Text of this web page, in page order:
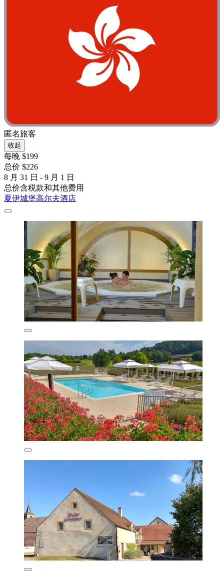
匿名旅客
收起
每晚 $199
总价 $226
8 月 31 日 - 9 月 1 日
总价含税款和其他费用
夏伊城堡高尔夫酒店